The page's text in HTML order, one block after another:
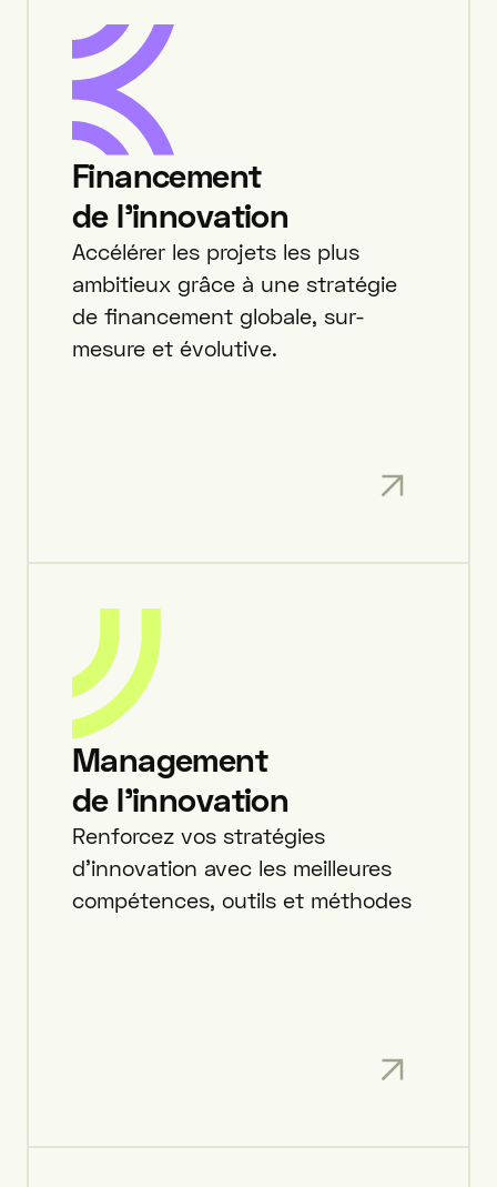
Financement
de l'innovation
Accélérer les projets les plus
ambitieux grâce à une stratégie
de financement globale, sur-
mesure et évolutive.
Management
de l'innovation
Renforcez vos stratégies
d’innovation avec les meilleures
compétences, outils et méthodes